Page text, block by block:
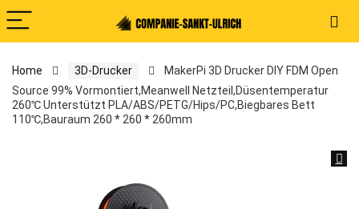
Home 3D-Drucker
MakerPi 3D Drucker DIY FDM Open
Source 99% Vormontiert,Meanwell Netzteil,Düsentemperatur
260℃ Unterstützt PLA/ABS/PETG/Hips/PC,Biegbares Bett
110℃,Bauraum 260 * 260 * 260mm